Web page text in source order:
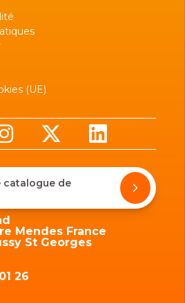
(UE)
catalogue de
Mendes France
St Georges
26